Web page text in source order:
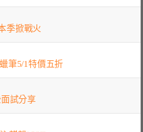
季掀戰火
筆5/1特價五折
試分享